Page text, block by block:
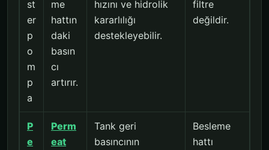
st
er
p
o
m
p
a
me
hattın
daki
basın
cı
artırır.
hızını ve hidrolik
kararlılığı
destekleyebilir.
filtre
değildir.
P
e
Perm
eat
Tank geri
basıncının
Besleme
hattı